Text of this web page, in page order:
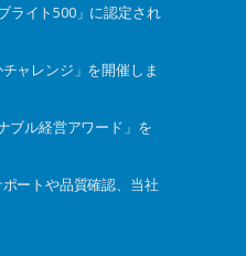
ライト500」に認定され
ャレンジ」を開催しま
ブル経営アワード」を
ートや品質確認、当社